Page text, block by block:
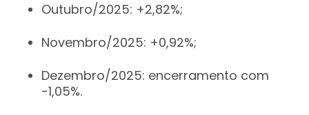
Outubro/2025: +2,82%;
Novembro/2025: +0,92%;
Dezembro/2025: encerramento com
-1,05%.